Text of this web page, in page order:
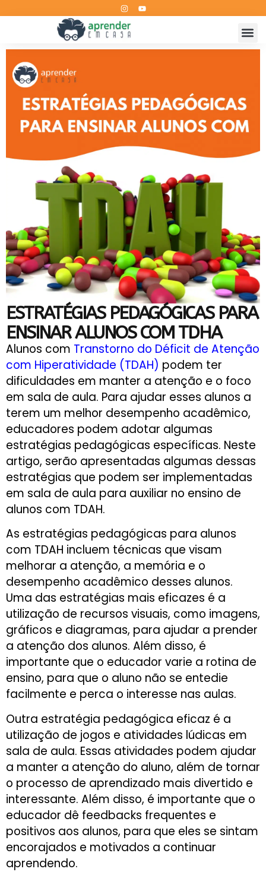
ESTRATÉGIAS PEDAGÓGICAS PARA
ENSINAR ALUNOS COM TDHA
Alunos com Transtorno do Déficit de Atenção
com Hiperatividade (TDAH) podem ter
dificuldades em manter a atenção e o foco
em sala de aula. Para ajudar esses alunos a
terem um melhor desempenho acadêmico,
educadores podem adotar algumas
estratégias pedagógicas específicas. Neste
artigo, serão apresentadas algumas dessas
estratégias que podem ser implementadas
em sala de aula para auxiliar no ensino de
alunos com TDAH.
As estratégias pedagógicas para alunos
com TDAH incluem técnicas que visam
melhorar a atenção, a memória e o
desempenho acadêmico desses alunos.
Uma das estratégias mais eficazes é a
utilização de recursos visuais, como imagens,
gráficos e diagramas, para ajudar a prender
a atenção dos alunos. Além disso, é
importante que o educador varie a rotina de
ensino, para que o aluno não se entedie
facilmente e perca o interesse nas aulas.
Outra estratégia pedagógica eficaz é a
utilização de jogos e atividades lúdicas em
sala de aula. Essas atividades podem ajudar
a manter a atenção do aluno, além de tornar
o processo de aprendizado mais divertido e
interessante. Além disso, é importante que o
educador dê feedbacks frequentes e
positivos aos alunos, para que eles se sintam
encorajados e motivados a continuar
aprendendo.